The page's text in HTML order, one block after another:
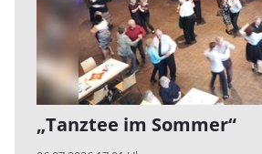
„Tanztee im Sommer“